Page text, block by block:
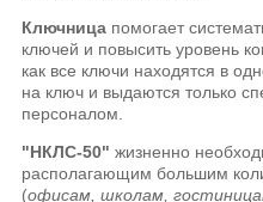
Ключница помогает
ключей и повысить уровень
как все ключи находятся в
на ключ и выдаются только
персоналом.
"НКЛС-50" жизненно
располагающим большим
(офисам, школам,